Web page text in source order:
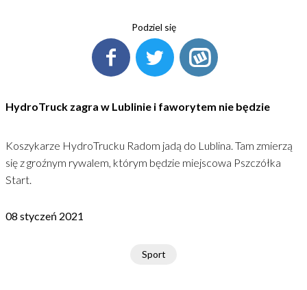
Podziel się
HydroTruck zagra w Lublinie i faworytem nie będzie
Koszykarze HydroTrucku Radom jadą do Lublina. Tam zmierzą
się z groźnym rywalem, którym będzie miejscowa Pszczółka
Start.
08 styczeń 2021
Sport